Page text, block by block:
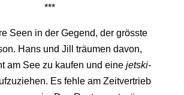
***
Seen in der Gegend, der grösste
Hans und Jill träumen davon,
am See zu kaufen und eine jetski-
Es fehle am Zeitvertrieb